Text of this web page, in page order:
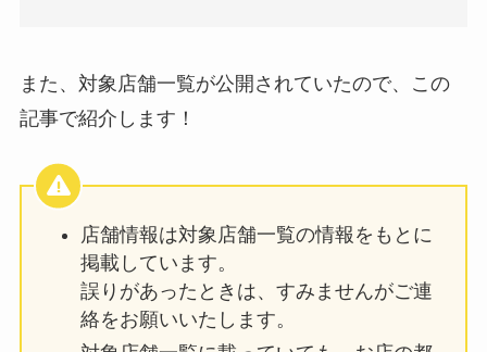
また、対象店舗一覧が公開されていたので、この
記事で紹介します！
店舗情報は対象店舗一覧の情報をもとに
掲載しています。
誤りがあったときは、すみませんがご連
絡をお願いいたします。